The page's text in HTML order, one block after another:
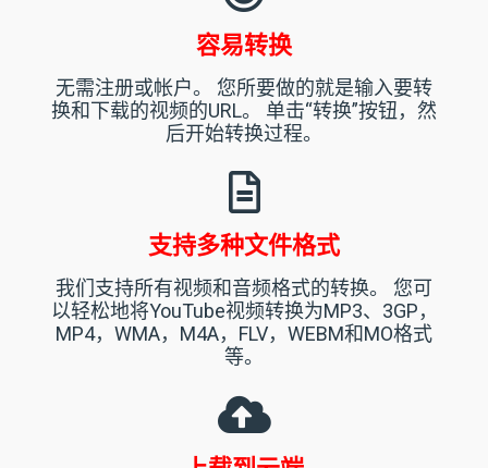
容易转换
无需注册或帐户。 您所要做的就是输入要转
换和下载的视频的URL。 单击“转换”按钮，然
后开始转换过程。
支持多种文件格式
我们支持所有视频和音频格式的转换。 您可
以轻松地将YouTube视频转换为MP3、3GP，
MP4，WMA，M4A，FLV，WEBM和MO格式
等。